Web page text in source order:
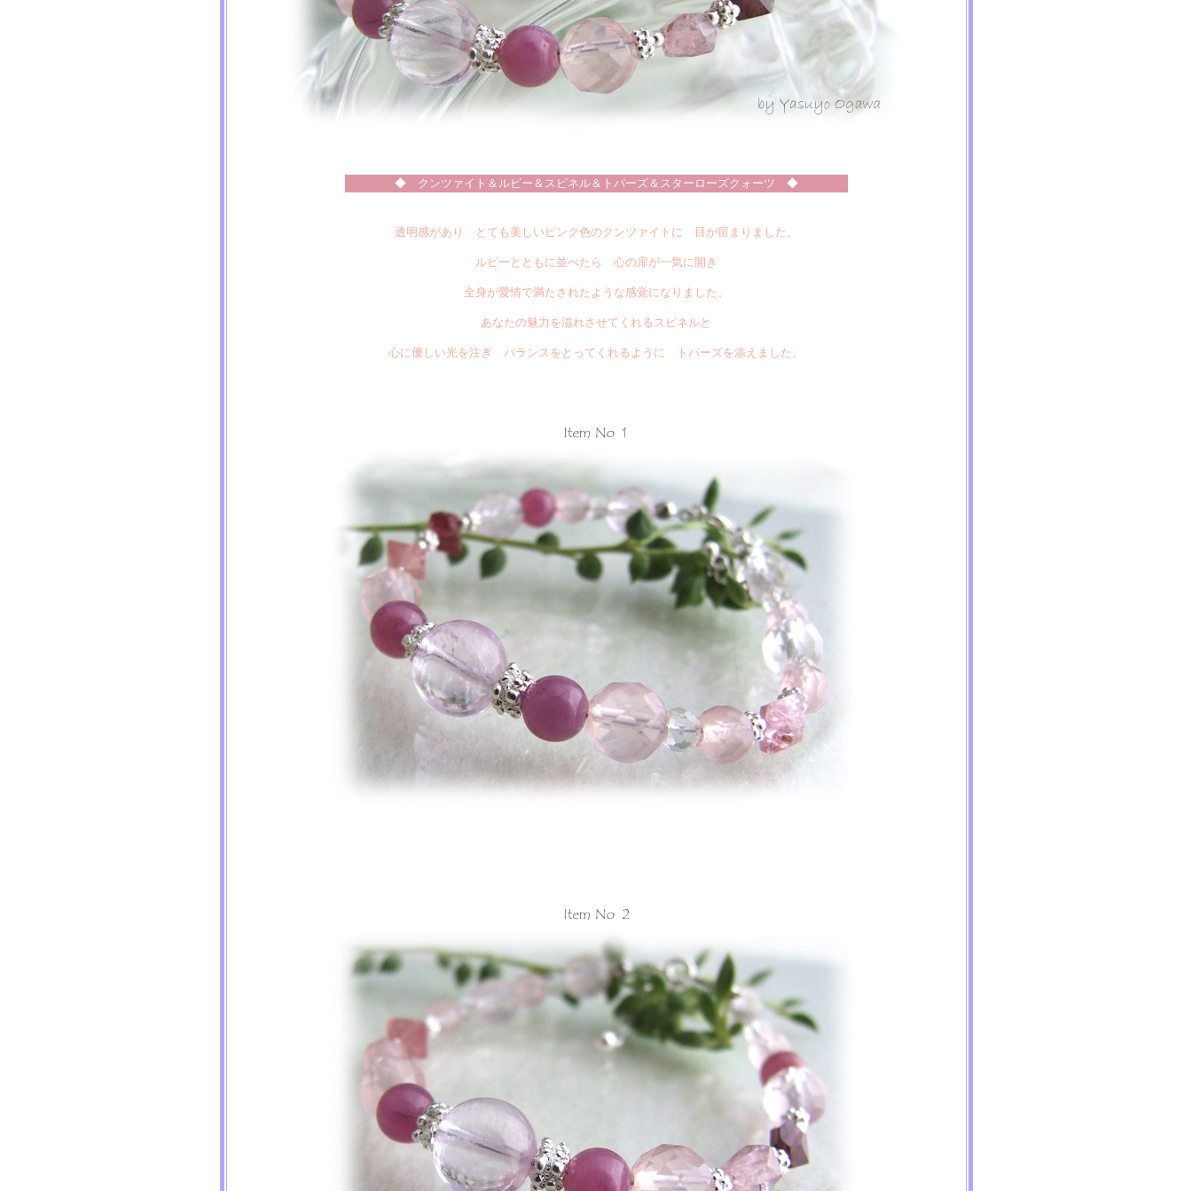
◆ クンツァイト＆ルビー＆スピネル＆トパーズ＆スターローズクォーツ ◆
透明感があり とても美しいピンク色のクンツァイトに 目が留まりました。
ルビーとともに並べたら 心の扉が一気に開き
全身が愛情で満たされたような感覚になりました。
あなたの魅力を溢れさせてくれるスピネルと
心に優しい光を注ぎ バランスをとってくれるように トパーズを添えました。